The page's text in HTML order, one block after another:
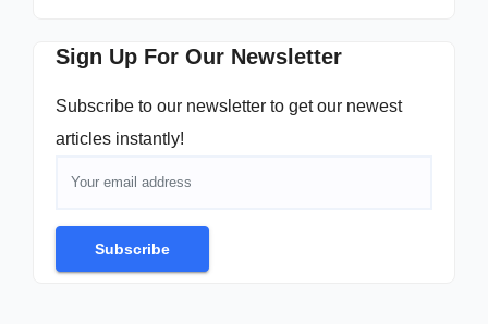
Sign Up For Our Newsletter
Subscribe to our newsletter to get our newest
articles instantly!
Subscribe